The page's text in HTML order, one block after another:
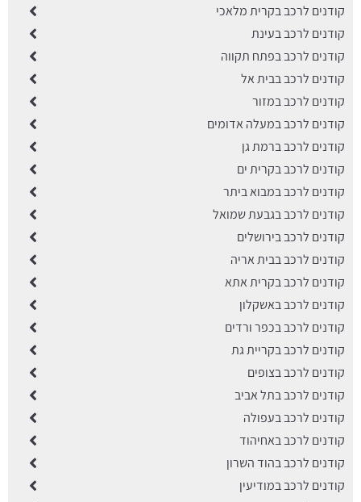
קודנים לרכב בקרית מלאכי
קודנים לרכב בעינת
קודנים לרכב בפתח תקווה
קודנים לרכב בבית אל
קודנים לרכב במזור
קודנים לרכב במעלה אדומים
קודנים לרכב ברמת גן
קודנים לרכב בקרית ים
קודנים לרכב במבוא ביתר
קודנים לרכב בגבעת שמואל
קודנים לרכב בירושלים
קודנים לרכב בבית אריה
קודנים לרכב בקרית אתא
קודנים לרכב באשקלון
קודנים לרכב בכפר ורדים
קודנים לרכב בקריית גת
קודנים לרכב בצופים
קודנים לרכב בתל אביב
קודנים לרכב בעפולה
קודנים לרכב באחיהוד
קודנים לרכב בהוד השרון
קודנים לרכב במודיעין